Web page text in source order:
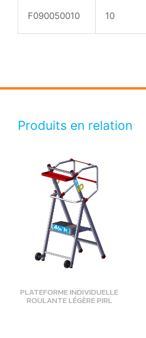
F090050010 10
Produits en relation
PLATEFORME INDIVIDUELLE
ROULANTE LÉGÈRE PIRL